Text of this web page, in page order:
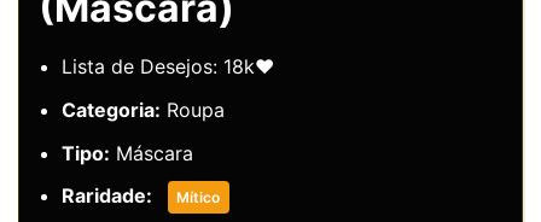
Lista de Desejos: 18k❤️
Categoria: Roupa
Tipo: Máscara
Raridade:
Mítico